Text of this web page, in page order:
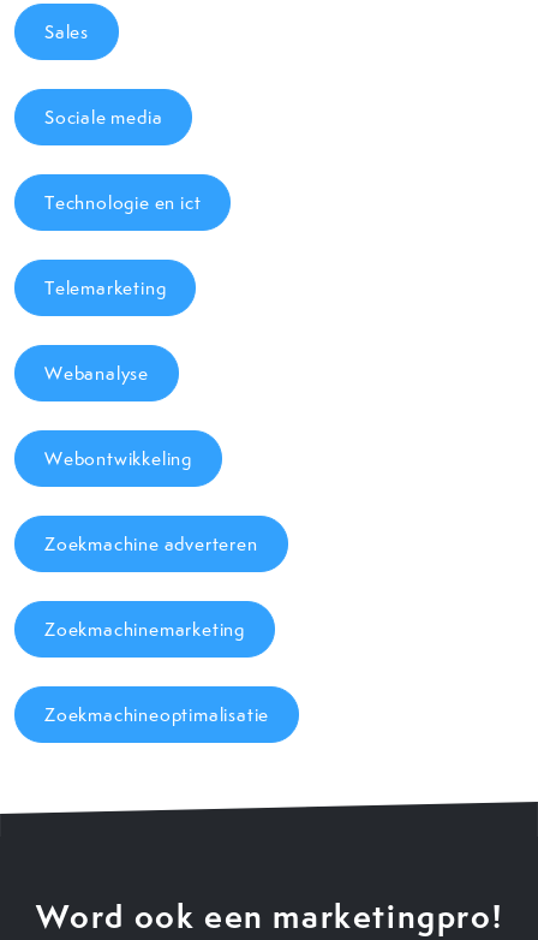
Sales
Sociale media
Technologie en ict
Telemarketing
Webanalyse
Webontwikkeling
Zoekmachine adverteren
Zoekmachinemarketing
Zoekmachineoptimalisatie
Word ook een marketingpro!